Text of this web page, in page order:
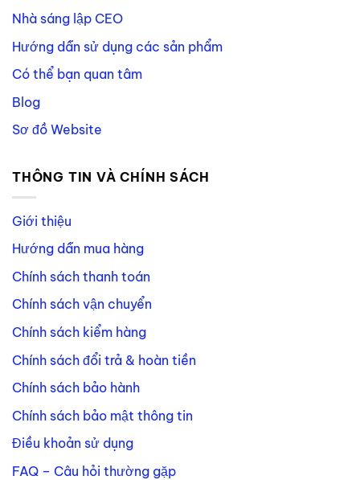
Nhà sáng lập CEO
Hướng dẫn sử dụng các sản phẩm
Có thể bạn quan tâm
Blog
Sơ đồ Website
THÔNG TIN VÀ CHÍNH SÁCH
Giới thiệu
Hướng dẫn mua hàng
Chính sách thanh toán
Chính sách vận chuyển
Chính sách kiểm hàng
Chính sách đổi trả & hoàn tiền
Chính sách bảo hành
Chính sách bảo mật thông tin
Điều khoản sử dụng
FAQ – Câu hỏi thường gặp